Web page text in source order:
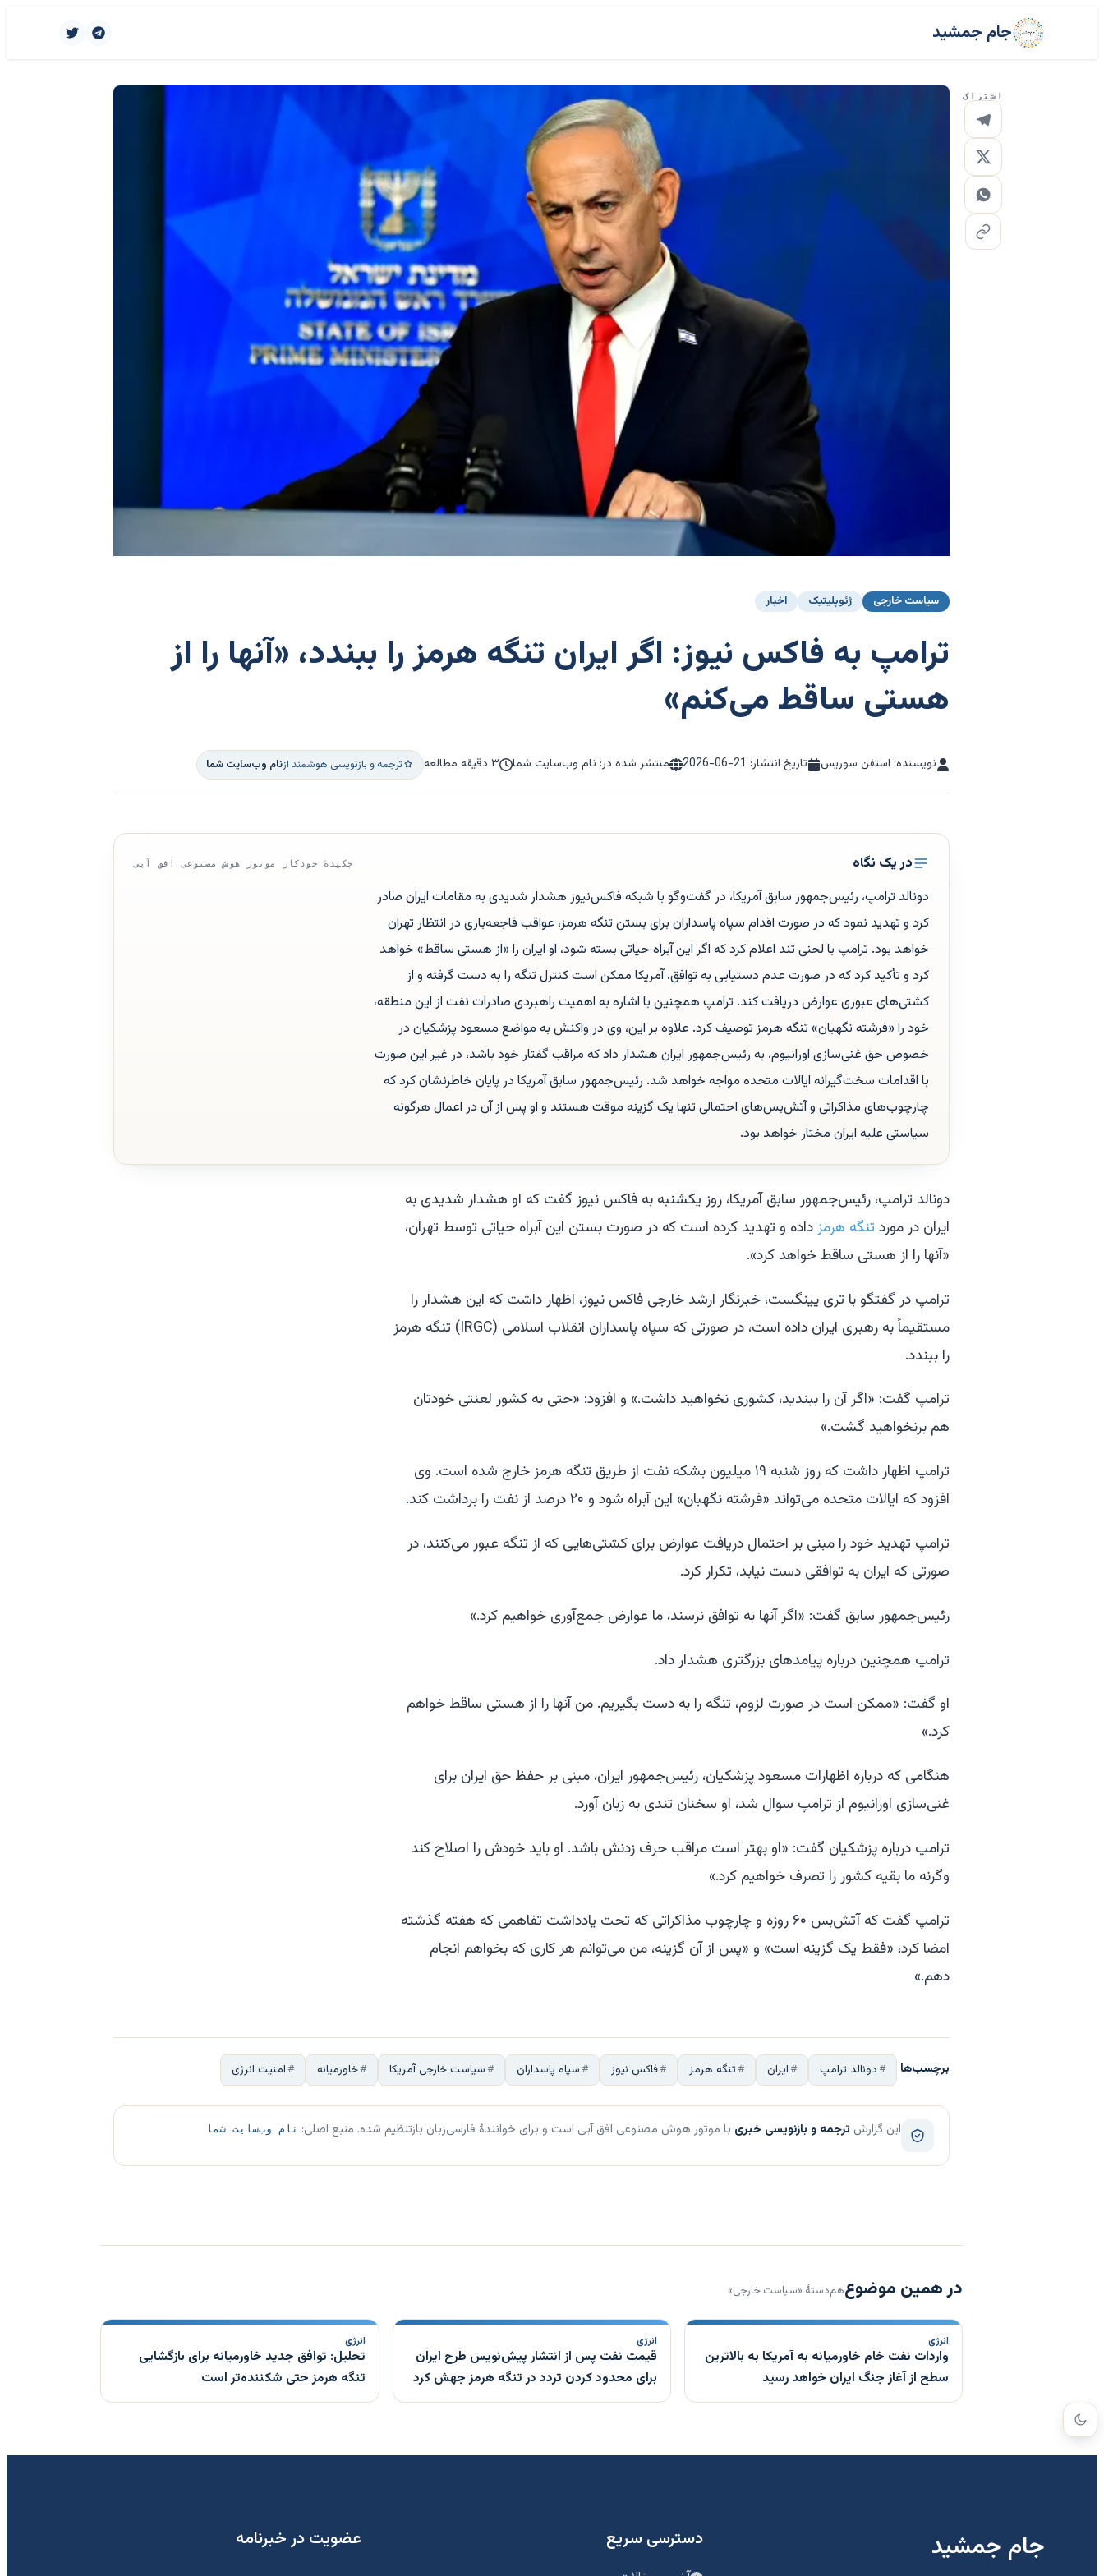
جام جمشید
اشتراک
سیاست خارجی ژئوپلیتیک اخبار
ترامپ به فاکس نیوز: اگر ایران تنگه هرمز را ببندد، «آنها را از
هستی ساقط می‌کنم»
نویسنده: استفن سوریس تاریخ انتشار: 2026-06-21 منتشر شده در: نام وب‌سایت شما ۳ دقیقه مطالعه ترجمه و بازنویسی هوشمند ازنام وب‌سایت شما
در یک نگاه چکیدهٔ خودکار موتور هوش مصنوعی افق آبی
دونالد ترامپ، رئیس‌جمهور سابق آمریکا، در گفت‌وگو با شبکه فاکس‌نیوز هشدار شدیدی به مقامات ایران صادر
کرد و تهدید نمود که در صورت اقدام سپاه پاسداران برای بستن تنگه هرمز، عواقب فاجعه‌باری در انتظار تهران
خواهد بود. ترامپ با لحنی تند اعلام کرد که اگر این آبراه حیاتی بسته شود، او ایران را «از هستی ساقط» خواهد
کرد و تأکید کرد که در صورت عدم دستیابی به توافق، آمریکا ممکن است کنترل تنگه را به دست گرفته و از
کشتی‌های عبوری عوارض دریافت کند. ترامپ همچنین با اشاره به اهمیت راهبردی صادرات نفت از این منطقه،
خود را «فرشته نگهبان» تنگه هرمز توصیف کرد. علاوه بر این، وی در واکنش به مواضع مسعود پزشکیان در
خصوص حق غنی‌سازی اورانیوم، به رئیس‌جمهور ایران هشدار داد که مراقب گفتار خود باشد، در غیر این صورت
با اقدامات سخت‌گیرانه ایالات متحده مواجه خواهد شد. رئیس‌جمهور سابق آمریکا در پایان خاطرنشان کرد که
چارچوب‌های مذاکراتی و آتش‌بس‌های احتمالی تنها یک گزینه موقت هستند و او پس از آن در اعمال هرگونه
سیاستی علیه ایران مختار خواهد بود.
دونالد ترامپ، رئیس‌جمهور سابق آمریکا، روز یکشنبه به فاکس نیوز گفت که او هشدار شدیدی به
ایران در مورد تنگه هرمزداده و تهدید کرده است که در صورت بستن این آبراه حیاتی توسط تهران،
«آنها را از هستی ساقط خواهد کرد».
ترامپ در گفتگو با تری یینگست، خبرنگار ارشد خارجی فاکس نیوز، اظهار داشت که این هشدار را
مستقیماً به رهبری ایران داده است، در صورتی که سپاه پاسداران انقلاب اسلامی (IRGC) تنگه هرمز
را ببندد.
ترامپ گفت: «اگر آن را ببندید، کشوری نخواهید داشت.» و افزود: «حتی به کشور لعنتی خودتان
هم برنخواهید گشت.»
ترامپ اظهار داشت که روز شنبه ۱۹ میلیون بشکه نفت از طریق تنگه هرمز خارج شده است. وی
افزود که ایالات متحده می‌تواند «فرشته نگهبان» این آبراه شود و ۲۰ درصد از نفت را برداشت کند.
ترامپ تهدید خود را مبنی بر احتمال دریافت عوارض برای کشتی‌هایی که از تنگه عبور می‌کنند، در
صورتی که ایران به توافقی دست نیابد، تکرار کرد.
رئیس‌جمهور سابق گفت: «اگر آنها به توافق نرسند، ما عوارض جمع‌آوری خواهیم کرد.»
ترامپ همچنین درباره پیامدهای بزرگتری هشدار داد.
او گفت: «ممکن است در صورت لزوم، تنگه را به دست بگیریم. من آنها را از هستی ساقط خواهم
کرد.»
هنگامی که درباره اظهارات مسعود پزشکیان، رئیس‌جمهور ایران، مبنی بر حفظ حق ایران برای
غنی‌سازی اورانیوم از ترامپ سوال شد، او سخنان تندی به زبان آورد.
ترامپ درباره پزشکیان گفت: «او بهتر است مراقب حرف زدنش باشد. او باید خودش را اصلاح کند
وگرنه ما بقیه کشور را تصرف خواهیم کرد.»
ترامپ گفت که آتش‌بس ۶۰ روزه و چارچوب مذاکراتی که تحت یادداشت تفاهمی که هفته گذشته
امضا کرد، «فقط یک گزینه است» و «پس از آن گزینه، من می‌توانم هر کاری که بخواهم انجام
دهم.»
برچسب‌ها دونالد ترامپ ایران تنگه هرمز فاکس نیوز سپاه پاسداران سیاست خارجی آمریکا خاورمیانه امنیت انرژی
این گزارش ترجمه و بازنویسی خبری با موتور هوش مصنوعی افق آبی است و برای خوانندهٔ فارسی‌زبان بازتنظیم شده. منبع اصلی: نام وب‌سایت شما
در همین موضوعهم‌دستهٔ «سیاست خارجی»
انرژی
واردات نفت خام خاورمیانه به آمریکا به بالاترین
سطح از آغاز جنگ ایران خواهد رسید
انرژی
قیمت نفت پس از انتشار پیش‌نویس طرح ایران
برای محدود کردن تردد در تنگه هرمز جهش کرد
انرژی
تحلیل: توافق جدید خاورمیانه برای بازگشایی
تنگه هرمز حتی شکننده‌تر است
جام جمشید دسترسی سریع عضویت در خبرنامه